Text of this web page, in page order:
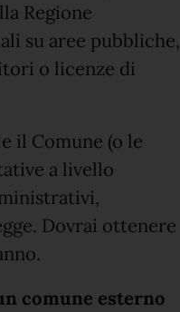
Regione
su aree pubbliche,
o licenze di
il Comune (o le
a livello
Dovrai ottenere
comune esterno